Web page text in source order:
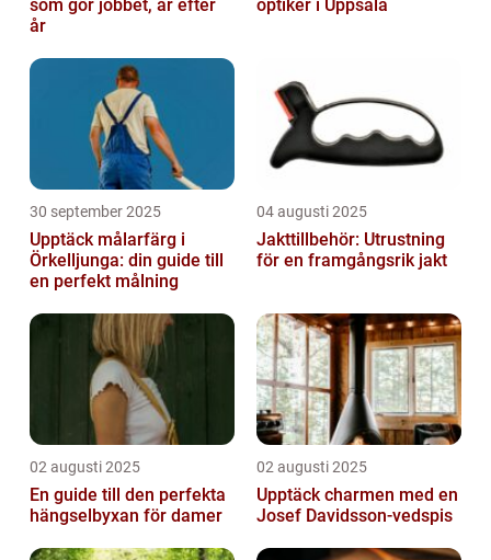
som gör jobbet, år efter
år
optiker i Uppsala
30 september 2025
Upptäck målarfärg i
Örkelljunga: din guide till
en perfekt målning
04 augusti 2025
Jakttillbehör: Utrustning
för en framgångsrik jakt
02 augusti 2025
En guide till den perfekta
hängselbyxan för damer
02 augusti 2025
Upptäck charmen med en
Josef Davidsson-vedspis